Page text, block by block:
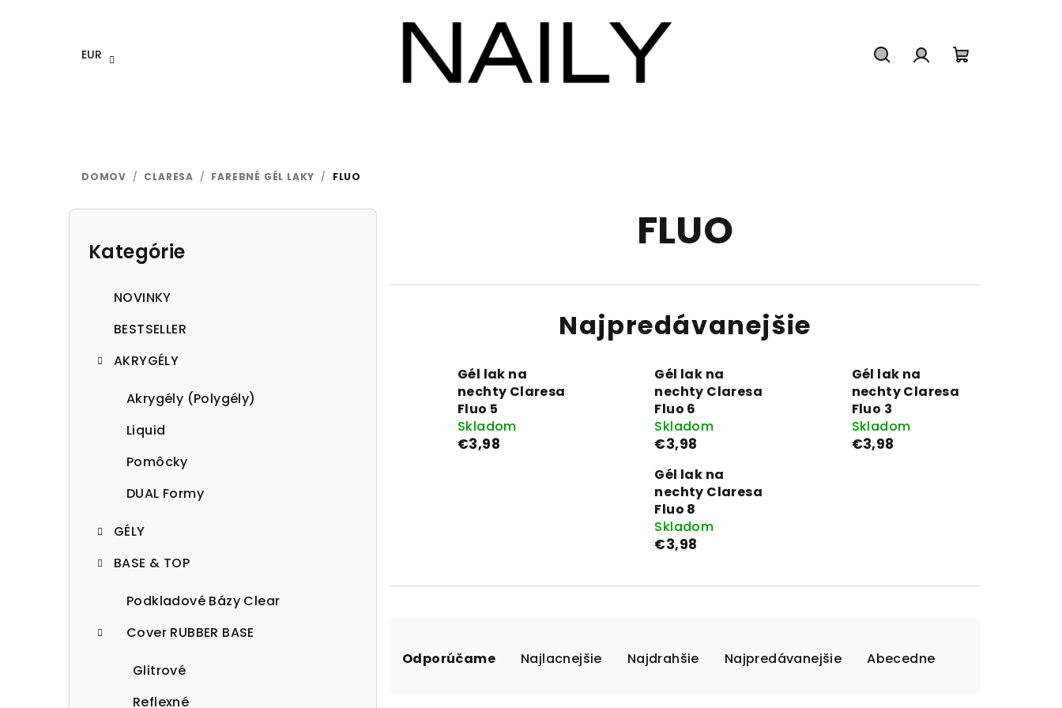
EUR
DOMOV / CLARESA / FAREBNÉ GÉL LAKY / FLUO
B
Preskočiť
kategórie
Kategórie
NOVINKY
BESTSELLER
AKRYGÉLY
Akrygély (Polygély)
Liquid
Pomôcky
DUAL Formy
GÉLY
BASE & TOP
Podkladové Bázy Clear
Cover RUBBER BASE
Glitrové
Reflexné
FLUO
Najpredávanejšie
Gél lak na
nechty Claresa
Fluo 5
Skladom
€3,98
Gél lak na
nechty Claresa
Fluo 6
Skladom
€3,98
Gél lak na
nechty Claresa
Fluo 3
Skladom
€3,98
Gél lak na
nechty Claresa
Fluo 8
Skladom
€3,98
a
Odporúčame Najlacnejšie Najdrahšie Najpredávanejšie Abecedne